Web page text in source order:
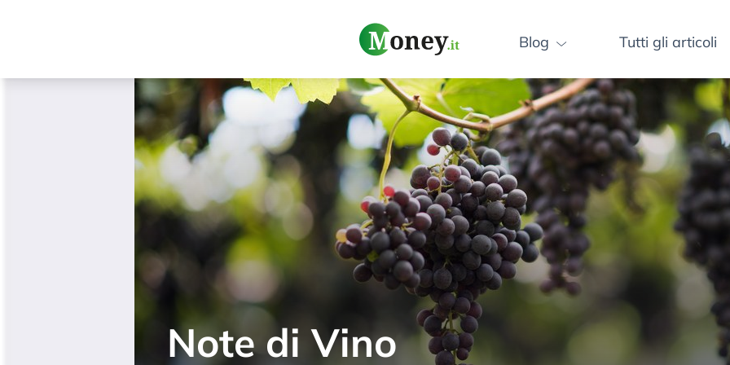
Blog Tutti gli articoli
Softi Weekly – Innovazione e
Trading Automatico